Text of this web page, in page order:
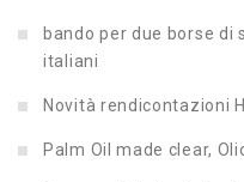
bando per due borse di
italiani
Novità rendicontazioni
Palm Oil made clear,